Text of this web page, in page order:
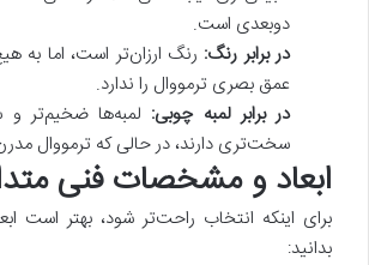
دوبعدی است.
در برابر رنگ: رنگ ارزان‌تر است، اما به
عمق بصری ترمووال را ندارد.
در برابر لمبه چوبی: لمبه‌ها ضخیم‌تر
سخت‌تری دارند، در حالی که ترمووال
ابعاد و مشخصات فنی
برای اینکه انتخاب راحت‌تر شود، بهتر است
بدانید: